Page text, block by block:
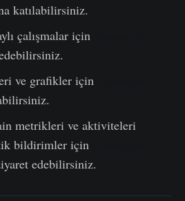
katılabilirsiniz.
çalışmalar için
ve grafikler için
metrikleri ve aktiviteleri
bildirimler için
edebilirsiniz.